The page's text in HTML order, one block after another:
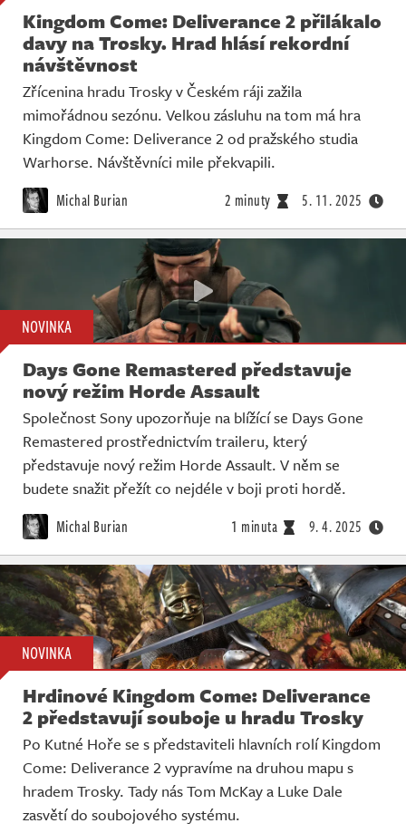
Kingdom Come: Deliverance 2 přilákalo
davy na Trosky. Hrad hlásí rekordní
návštěvnost
Zřícenina hradu Trosky v Českém ráji zažila
mimořádnou sezónu. Velkou zásluhu na tom má hra
Kingdom Come: Deliverance 2 od pražského studia
Warhorse. Návštěvníci mile překvapili.
Michal Burian 2 minuty 5. 11. 2025
NOVINKA
Days Gone Remastered představuje
nový režim Horde Assault
Společnost Sony upozorňuje na blížící se Days Gone
Remastered prostřednictvím traileru, který
představuje nový režim Horde Assault. V něm se
budete snažit přežít co nejdéle v boji proti hordě.
Michal Burian 1 minuta 9. 4. 2025
NOVINKA
Hrdinové Kingdom Come: Deliverance
2 představují souboje u hradu Trosky
Po Kutné Hoře se s představiteli hlavních rolí Kingdom
Come: Deliverance 2 vypravíme na druhou mapu s
hradem Trosky. Tady nás Tom McKay a Luke Dale
zasvětí do soubojového systému.